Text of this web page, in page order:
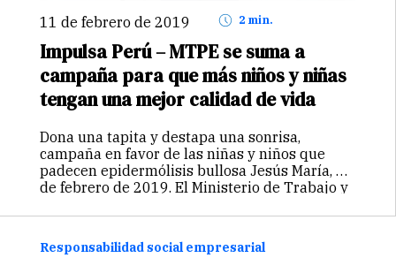
11 de febrero de 2019 2 min.
Impulsa Perú – MTPE se suma a
campaña para que más niños y niñas
tengan una mejor calidad de vida
Dona una tapita y destapa una sonrisa,
campaña en favor de las niñas y niños que
padecen epidermólisis bullosa Jesús María, 06
de febrero de 2019. El Ministerio de Trabajo y
programa…Continuar
Responsabilidad social empresarial